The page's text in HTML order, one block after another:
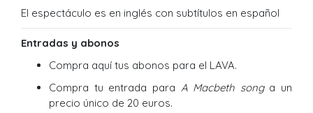
El espectáculo es en inglés con subtítulos en español
Entradas y abonos
Compra aquí tus abonos para el LAVA.
Compra tu entrada para A Macbeth song a un
precio único de 20 euros.